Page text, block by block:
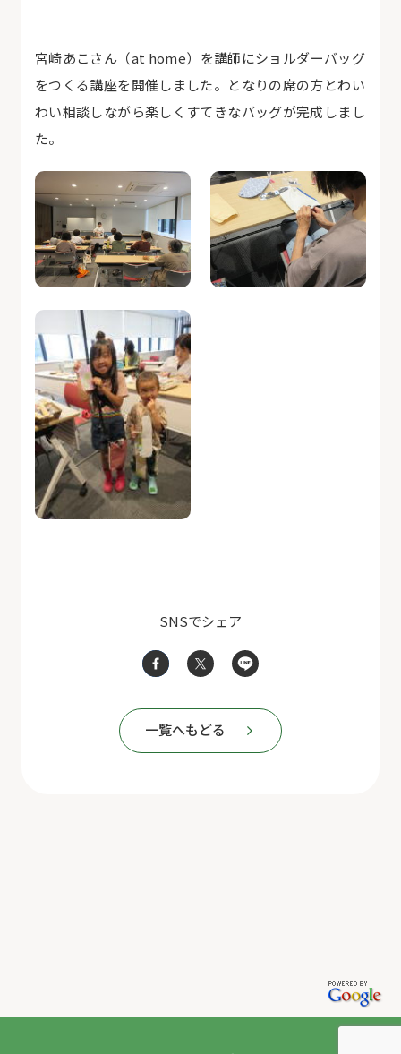
宮崎あこさん（at home）を講師にショルダーバッグ
をつくる講座を開催しました。となりの席の方とわい
わい相談しながら楽しくすてきなバッグが完成しまし
た。
SNSでシェア
一覧へもどる